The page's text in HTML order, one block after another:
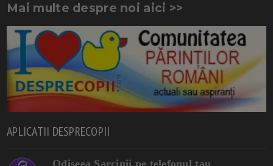
Mai multe despre noi aici >>
APLICATII DESPRECOPII
Odiseea Sarcinii pe telefonul tau